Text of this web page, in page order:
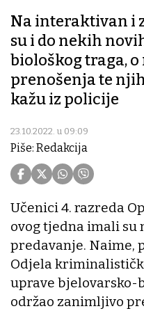
Na interaktivan i
su i do nekih
biološkog traga,
prenošenja te
kažu iz policije
23.10.2022. u 09:09
Piše: Redakcija
Učenici 4. razreda
ovog tjedna imali su
predavanje. Naime,
Odjela
uprave bjelovarsko-
održao zanimljivo